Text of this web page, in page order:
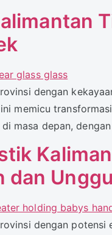
dengan
memicu
masa depan,
dan
dengan